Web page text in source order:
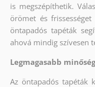
is megszépíthetik.
örömet és
öntapadós tapéták
ahová mindig szívesen
Legmagasabb
Az öntapadós tapéták